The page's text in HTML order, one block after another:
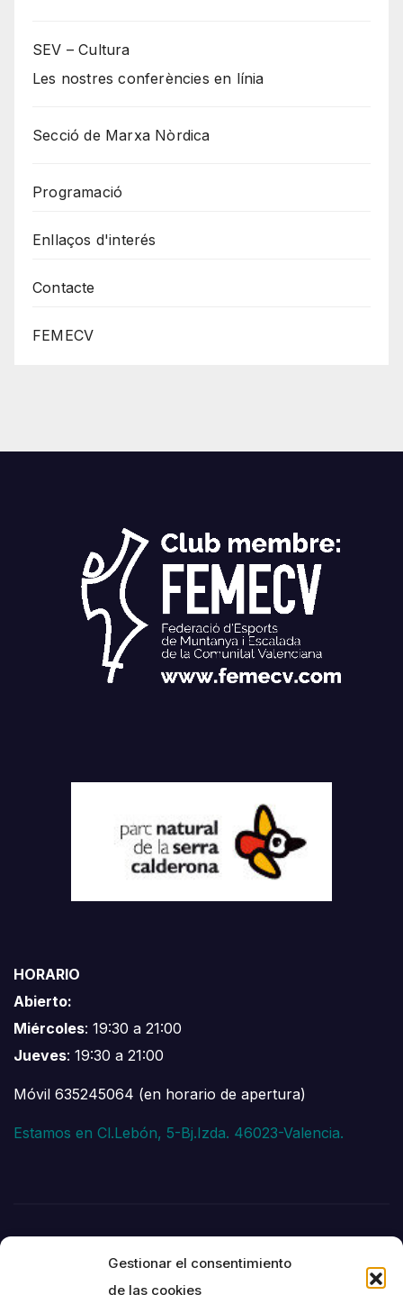
Gestionar el consentimiento
de las cookies
SEV – Cultura
Les nostres conferències en línia
Secció de Marxa Nòrdica
Programació
Enllaços d'interés
Contacte
FEMECV
HORARIO
Abierto:
Miércoles: 19:30 a 21:00
Jueves: 19:30 a 21:00
Móvil 635245064 (en horario de apertura)
Estamos en Cl.Lebón, 5-Bj.Izda. 46023-Valencia.